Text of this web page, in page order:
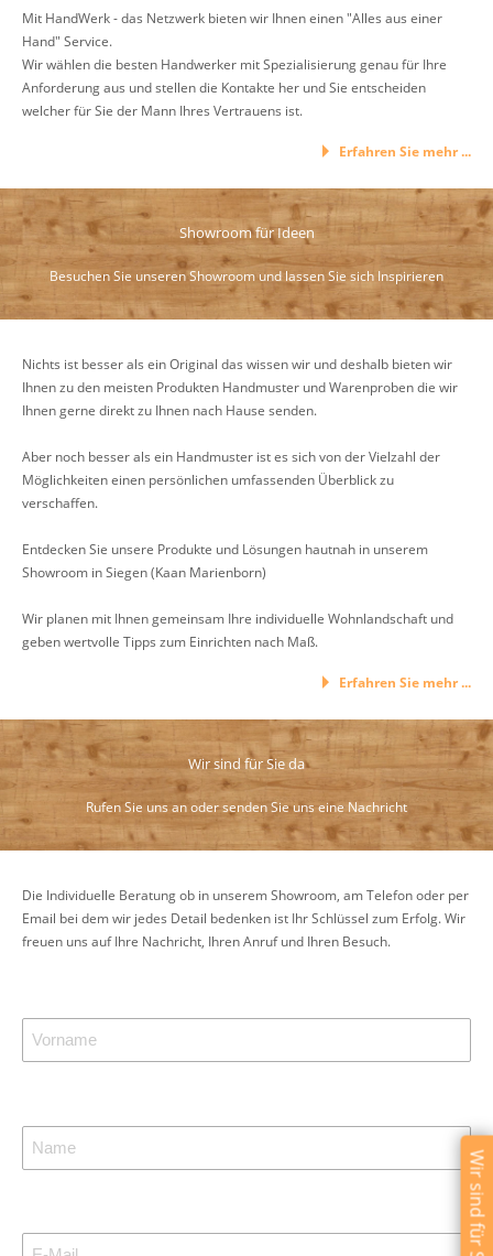
Wir sind für Sie da
Mit HandWerk - das Netzwerk bieten wir Ihnen einen "Alles aus einer
Hand" Service.
Wir wählen die besten Handwerker mit Spezialisierung genau für Ihre
Anforderung aus und stellen die Kontakte her und Sie entscheiden
welcher für Sie der Mann Ihres Vertrauens ist.
Erfahren Sie mehr ...
Showroom für Ideen
Besuchen Sie unseren Showroom und lassen Sie sich Inspirieren
Nichts ist besser als ein Original das wissen wir und deshalb bieten wir
Ihnen zu den meisten Produkten Handmuster und Warenproben die wir
Ihnen gerne direkt zu Ihnen nach Hause senden.
Aber noch besser als ein Handmuster ist es sich von der Vielzahl der
Möglichkeiten einen persönlichen umfassenden Überblick zu
verschaffen.
Entdecken Sie unsere Produkte und Lösungen hautnah in unserem
Showroom in Siegen (Kaan Marienborn)
Wir planen mit Ihnen gemeinsam Ihre individuelle Wohnlandschaft und
geben wertvolle Tipps zum Einrichten nach Maß.
Erfahren Sie mehr ...
Wir sind für Sie da
Rufen Sie uns an oder senden Sie uns eine Nachricht
Die Individuelle Beratung ob in unserem Showroom, am Telefon oder per
Email bei dem wir jedes Detail bedenken ist Ihr Schlüssel zum Erfolg. Wir
freuen uns auf Ihre Nachricht, Ihren Anruf und Ihren Besuch.